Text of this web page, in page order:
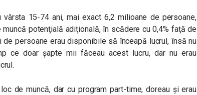
vârsta 15-74 ani, mai exact 6,2 milioane de persoane,
potenţială adiţională, în scădere cu 0,4% faţă de
de persoane erau disponibile să înceapă lucrul, însă nu
ce doar șapte mii făceau acest lucru, dar nu erau
de muncă, dar cu program part-time, doreau şi erau